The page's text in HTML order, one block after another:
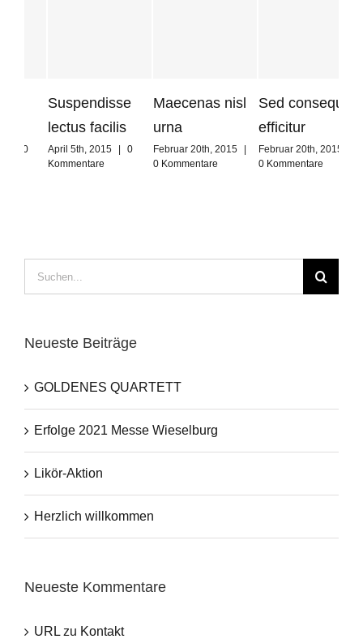
Suspendisse
lectus facilis
April 5th, 2015 | 0
Kommentare
Maecenas nisl
urna
Februar 20th, 2015
|
0 Kommentare
Sed consequat
efficitur
Februar 20th, 2015
|
0 Kommentare
Suche
nach:
Neueste Beiträge
GOLDENES QUARTETT
Erfolge 2021 Messe Wieselburg
Likör-Aktion
Herzlich willkommen
Neueste Kommentare
URL zu Kontakt